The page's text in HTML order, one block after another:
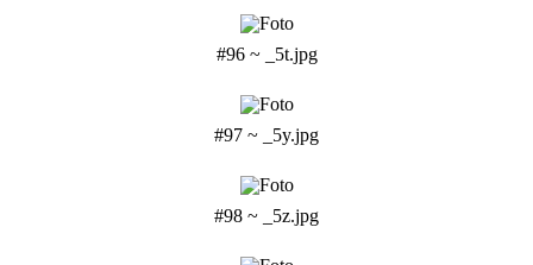
#96 ~ _5t.jpg
#97 ~ _5y.jpg
#98 ~ _5z.jpg